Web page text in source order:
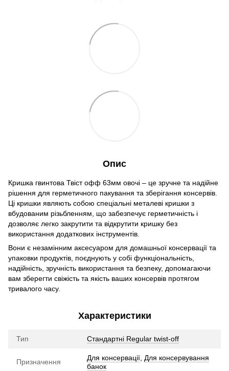
Опис
Кришка гвинтова Твіст офф 63мм овочі – це зручне та надійне
рішення для герметичного пакування та зберігання консервів.
Ці кришки являють собою спеціальні металеві кришки з
вбудованим різьбленням, що забезпечує герметичність і
дозволяє легко закрутити та відкрутити кришку без
використання додаткових інструментів.
Вони є незамінним аксесуаром для домашньої консервації та
упаковки продуктів, поєднують у собі функціональність,
надійність, зручність використання та безпеку, допомагаючи
вам зберегти свіжість та якість ваших консервів протягом
тривалого часу.
Характеристики
Тип Стандартні Regular twist-off
Призначення Для консервації Для консервування
банок